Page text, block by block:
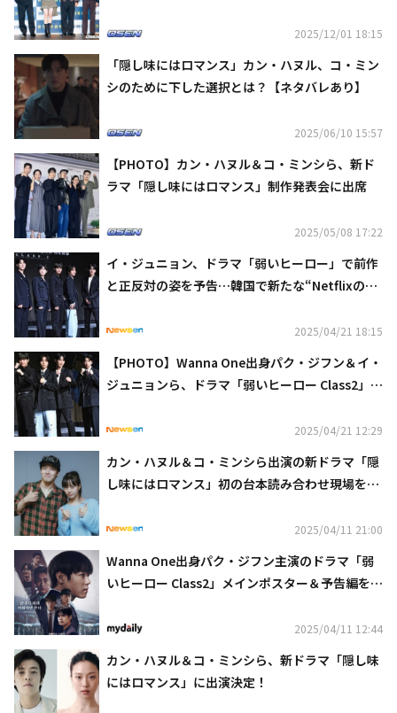
2025/12/01 18:15
「隠し味にはロマンス」カン・ハヌル、コ・ミン
シのために下した選択とは？【ネタバレあり】
2025/06/10 15:57
【PHOTO】カン・ハヌル＆コ・ミンシら、新ド
ラマ「隠し味にはロマンス」制作発表会に出席
2025/05/08 17:22
イ・ジュニョン、ドラマ「弱いヒーロー」で前作
と正反対の姿を予告…韓国で新たな“Netflixの息
2025/04/21 18:15
【PHOTO】Wanna One出身パク・ジフン＆イ・
ジュニョンら、ドラマ「弱いヒーロー Class2」制
2025/04/21 12:29
カン・ハヌル＆コ・ミンシら出演の新ドラマ「隠
し味にはロマンス」初の台本読み合わせ現場を公
2025/04/11 21:00
Wanna One出身パク・ジフン主演のドラマ「弱
いヒーロー Class2」メインポスター＆予告編を公
2025/04/11 12:44
カン・ハヌル＆コ・ミンシら、新ドラマ「隠し味
にはロマンス」に出演決定！